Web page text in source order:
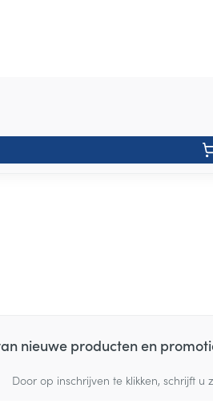
nieuwe producten en
Door op inschrijven te klikken, schrijft